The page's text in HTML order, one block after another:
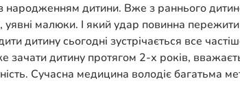
дитини. Вже з раннього
малюки. І який удар повинна пережити
дитину сьогодні зустрічається все
дитину протягом 2-х років,
Сучасна медицина володіє багатьма